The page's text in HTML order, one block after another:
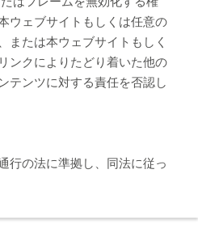
ウェブサイトもしくは任意の
または本ウェブサイトもしく
ンクによりたどり着いた他の
テンツに対する責任を否認し
行の法に準拠し、同法に従っ